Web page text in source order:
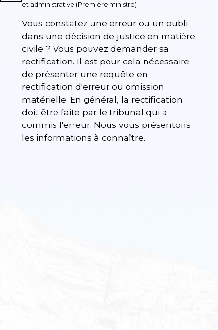
et administrative (Première ministre)
Vous constatez une erreur ou un oubli
dans une décision de justice en matière
civile ? Vous pouvez demander sa
rectification. Il est pour cela nécessaire
de présenter une requête en
rectification d'erreur ou omission
matérielle. En général, la rectification
doit être faite par le tribunal qui a
commis l'erreur. Nous vous présentons
les informations à connaître.